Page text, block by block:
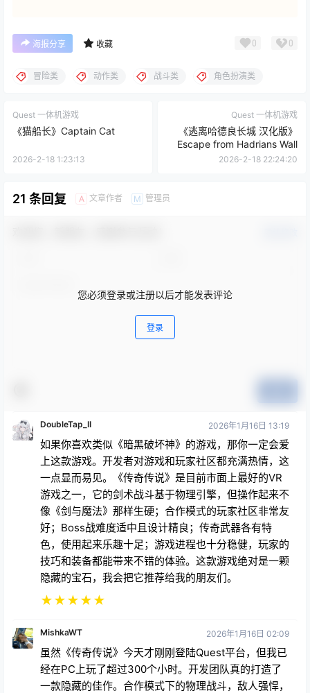
海报分享 收藏 0 0
冒险类 动作类 战斗类 角色扮演类
Quest 一体机游戏
《猫船长》Captain Cat
2026-2-18 1:23:13
Quest 一体机游戏
《逃离哈德良长城 汉化版》
Escape from Hadrians Wall
2026-2-18 22:24:20
21 条回复 A 文章作者 M 管理员
您必须登录或注册以后才能发表评论
登录
DoubleTap_II 2026年1月16日 13:19
如果你喜欢类似《暗黑破坏神》的游戏，那你一定会爱
上这款游戏。开发者对游戏和玩家社区都充满热情，这
一点显而易见。《传奇传说》是目前市面上最好的VR
游戏之一，它的剑术战斗基于物理引擎，但操作起来不
像《剑与魔法》那样生硬；合作模式的玩家社区非常友
好；Boss战难度适中且设计精良；传奇武器各有特
色，使用起来乐趣十足；游戏进程也十分稳健，玩家的
技巧和装备都能带来不错的体验。这款游戏绝对是一颗
隐藏的宝石，我会把它推荐给我的朋友们。
★★★★★
MishkaWT 2026年1月16日 02:09
虽然《传奇传说》今天才刚刚登陆Quest平台，但我已
经在PC上玩了超过300个小时。开发团队真的打造了
一款隐藏的佳作。合作模式下的物理战斗，敌人强悍，